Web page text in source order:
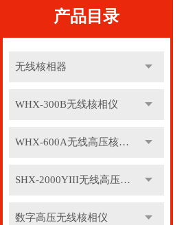
产品目录
无线核相器
WHX-300B无线核相仪
WHX-600A无线高压核相仪
SHX-2000YIII无线高压核相仪
数字高压无线核相仪